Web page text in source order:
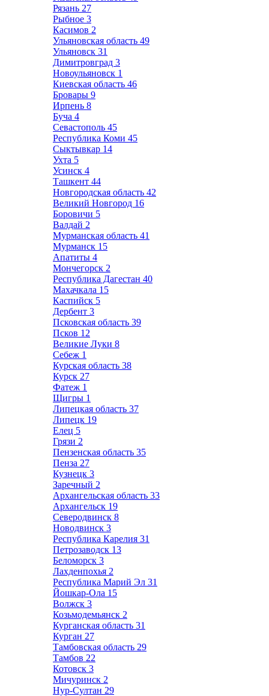
Рязань 27
Рыбное 3
Касимов 2
Ульяновская область 49
Ульяновск 31
Димитровград 3
Новоульяновск 1
Киевская область 46
Бровары 9
Ирпень 8
Буча 4
Севастополь 45
Республика Коми 45
Сыктывкар 14
Ухта 5
Усинск 4
Ташкент 44
Новгородская область 42
Великий Новгород 16
Боровичи 5
Валдай 2
Мурманская область 41
Мурманск 15
Апатиты 4
Мончегорск 2
Республика Дагестан 40
Махачкала 15
Каспийск 5
Дербент 3
Псковская область 39
Псков 12
Великие Луки 8
Себеж 1
Курская область 38
Курск 27
Фатеж 1
Щигры 1
Липецкая область 37
Липецк 19
Елец 5
Грязи 2
Пензенская область 35
Пенза 27
Кузнецк 3
Заречный 2
Архангельская область 33
Архангельск 19
Северодвинск 8
Новодвинск 3
Республика Карелия 31
Петрозаводск 13
Беломорск 3
Лахденпохья 2
Республика Марий Эл 31
Йошкар-Ола 15
Волжск 3
Козьмодемьянск 2
Курганская область 31
Курган 27
Тамбовская область 29
Тамбов 22
Котовск 3
Мичуринск 2
Нур-Султан 29